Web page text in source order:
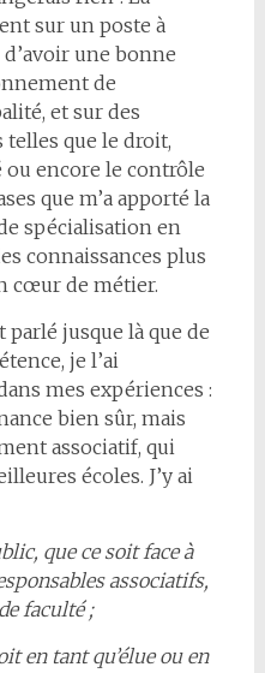
sur un poste à
une bonne
de
et sur des
que le droit,
ou encore le contrôle
que m’a apporté la
spécialisation en
connaissances plus
cœur de métier.
parlé jusque là que de
je l’ai
mes expériences :
bien sûr, mais
associatif, qui
écoles. J’y ai
que ce soit face à
associatifs,
faculté ;
en tant qu’élue ou en